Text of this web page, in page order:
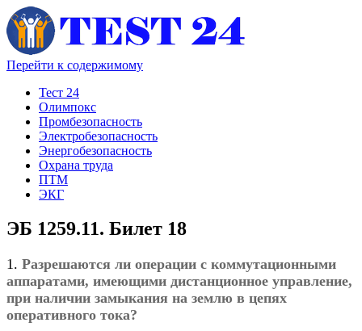
Перейти к содержимому
Тест 24
Олимпокс
Промбезопасность
Электробезопасность
Энергобезопасность
Охрана труда
ПТМ
ЭКГ
ЭБ 1259.11. Билет 18
1. Разрешаются ли операции с коммутационными
аппаратами, имеющими дистанционное управление,
при наличии замыкания на землю в цепях
оперативного тока?